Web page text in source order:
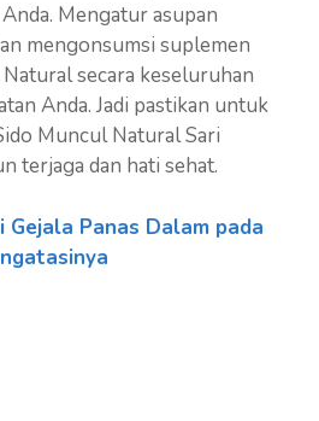
Mengatur asupan
mengonsumsi suplemen
secara keseluruhan
Anda. Jadi pastikan untuk
Muncul Natural Sari
terjaga dan hati sehat.
Gejala Panas Dalam pada